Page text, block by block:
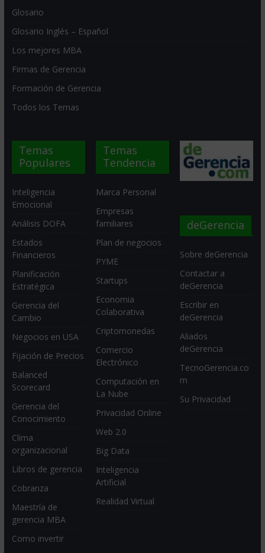
Glosario
Glosario Inglés – Español
Los mejores MBA
Firmas de Gerencia
Formación de Gerencia
Todos los Temas
Temas
Populares
Inteligencia
Emocional
Análisis DOFA
Estados
Financieros
Planificación
Estratégica
Gerencia del
Cambio
Negocios en USA
Fijación de Precios
Balanced
Scorecard
Gerencia del
Conocimiento
Clima
organizacional
Libros de gerencia
Cobranza
Maestría de
gerencia MBA
Como invertir
Temas
Tendencia
Marca Personal
Empresas
familiares
Plan de negocios
PYME
Startups
Economia
Colaborativa
Criptomonedas
Comercio
Electrónico
Computación en
La Nube
Privacidad Online
Web 2.0
Big Data
Inteligencia
Artificial
Realidad Virtual
deGerencia
Sobre deGerencia
Contactar a
deGerencia
Escribir en
deGerencia
Aliados
deGerencia
TecnoGerencia.co
m
Su Privacidad